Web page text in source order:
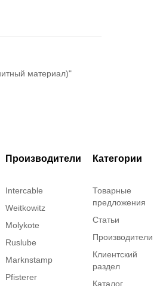
материал)"
Производители
Intercable
Weitkowitz
Molykote
Ruslube
Marknstamp
Pfisterer
Категории
Товарные
предложения
Статьи
Производители
Клиентский
раздел
Каталог